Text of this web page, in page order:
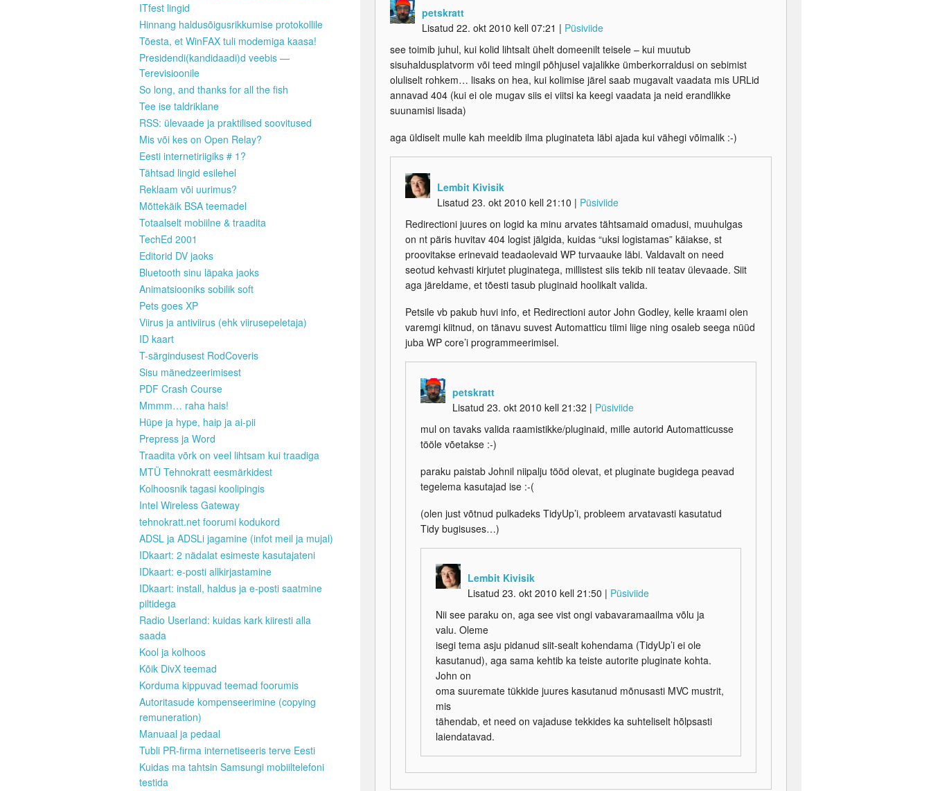
petskratt
Lisatud 22. okt 2010 kell 07:21 | Püsiviide
see toimib juhul, kui kolid lihtsalt ühelt domeenilt teisele – kui muutub
sisuhaldusplatvorm või teed mingil põhjusel vajalikke ümberkorraldusi on sebimist
oluliselt rohkem… lisaks on hea, kui kolimise järel saab mugavalt vaadata mis URLid
annavad 404 (kui ei ole mugav siis ei viitsi ka keegi vaadata ja neid erandlikke
suunamisi lisada)
aga üldiselt mulle kah meeldib ilma pluginateta läbi ajada kui vähegi võimalik :-)
Lembit Kivisik
Lisatud 23. okt 2010 kell 21:10 | Püsiviide
Redirectioni juures on logid ka minu arvates tähtsamaid omadusi, muuhulgas
on nt päris huvitav 404 logist jälgida, kuidas “uksi logistamas” käiakse, st
proovitakse erinevaid teadaolevaid WP turvaauke läbi. Valdavalt on need
seotud kehvasti kirjutet pluginatega, millistest siis tekib nii teatav ülevaade. Siit
aga järeldame, et tõesti tasub pluginaid hoolikalt valida.
Petsile vb pakub huvi info, et Redirectioni autor John Godley, kelle kraami olen
varemgi kiitnud, on tänavu suvest Automatticu tiimi liige ning osaleb seega nüüd
juba WP core’i programmeerimisel.
petskratt
Lisatud 23. okt 2010 kell 21:32 | Püsiviide
mul on tavaks valida raamistikke/pluginaid, mille autorid Automatticusse
tööle võetakse :-)
paraku paistab Johnil niipalju tööd olevat, et pluginate bugidega peavad
tegelema kasutajad ise :-(
(olen just võtnud pulkadeks TidyUp’i, probleem arvatavasti kasutatud
Tidy bugisuses…)
Lembit Kivisik
Lisatud 23. okt 2010 kell 21:50 | Püsiviide
Nii see paraku on, aga see vist ongi vabavaramaailma võlu ja
valu. Oleme
isegi tema asju pidanud siit-sealt kohendama (TidyUp’i ei ole
kasutanud), aga sama kehtib ka teiste autorite pluginate kohta.
John on
oma suuremate tükkide juures kasutanud mõnusasti MVC mustrit,
mis
tähendab, et need on vajaduse tekkides ka suhteliselt hõlpsasti
laiendatavad.
ITfest lingid
Hinnang haldusõigusrikkumise protokollile
Tõesta, et WinFAX tuli modemiga kaasa!
Presidendi(kandidaadi)d veebis —
Terevisioonile
So long, and thanks for all the fish
Tee ise taldriklane
RSS: ülevaade ja praktilised soovitused
Mis või kes on Open Relay?
Eesti internetiriigiks # 1?
Tähtsad lingid esilehel
Reklaam või uurimus?
Mõttekäik BSA teemadel
Totaalselt mobiilne & traadita
TechEd 2001
Editorid DV jaoks
Bluetooth sinu läpaka jaoks
Animatsiooniks sobilik soft
Pets goes XP
Viirus ja antiviirus (ehk viirusepeletaja)
ID kaart
T-särgindusest RodCoveris
Sisu mänedzeerimisest
PDF Crash Course
Mmmm… raha hais!
Hüpe ja hype, haip ja ai-pii
Prepress ja Word
Traadita võrk on veel lihtsam kui traadiga
MTÜ Tehnokratt eesmärkidest
Kolhoosnik tagasi koolipingis
Intel Wireless Gateway
tehnokratt.net foorumi kodukord
ADSL ja ADSLi jagamine (infot meil ja mujal)
IDkaart: 2 nädalat esimeste kasutajateni
IDkaart: e-posti allkirjastamine
IDkaart: install, haldus ja e-posti saatmine
piltidega
Radio Userland: kuidas kark kiiresti alla
saada
Kool ja kolhoos
Kõik DivX teemad
Korduma kippuvad teemad foorumis
Autoritasude kompenseerimine (copying
remuneration)
Manuaal ja pedaal
Tubli PR-firma internetiseeris terve Eesti
Kuidas ma tahtsin Samsungi mobiiltelefoni
testida